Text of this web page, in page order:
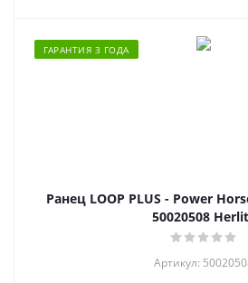
ГАРАНТИЯ 3 ГОДА
Ранец LOOP PLUS - Power
50020508
Артикул: